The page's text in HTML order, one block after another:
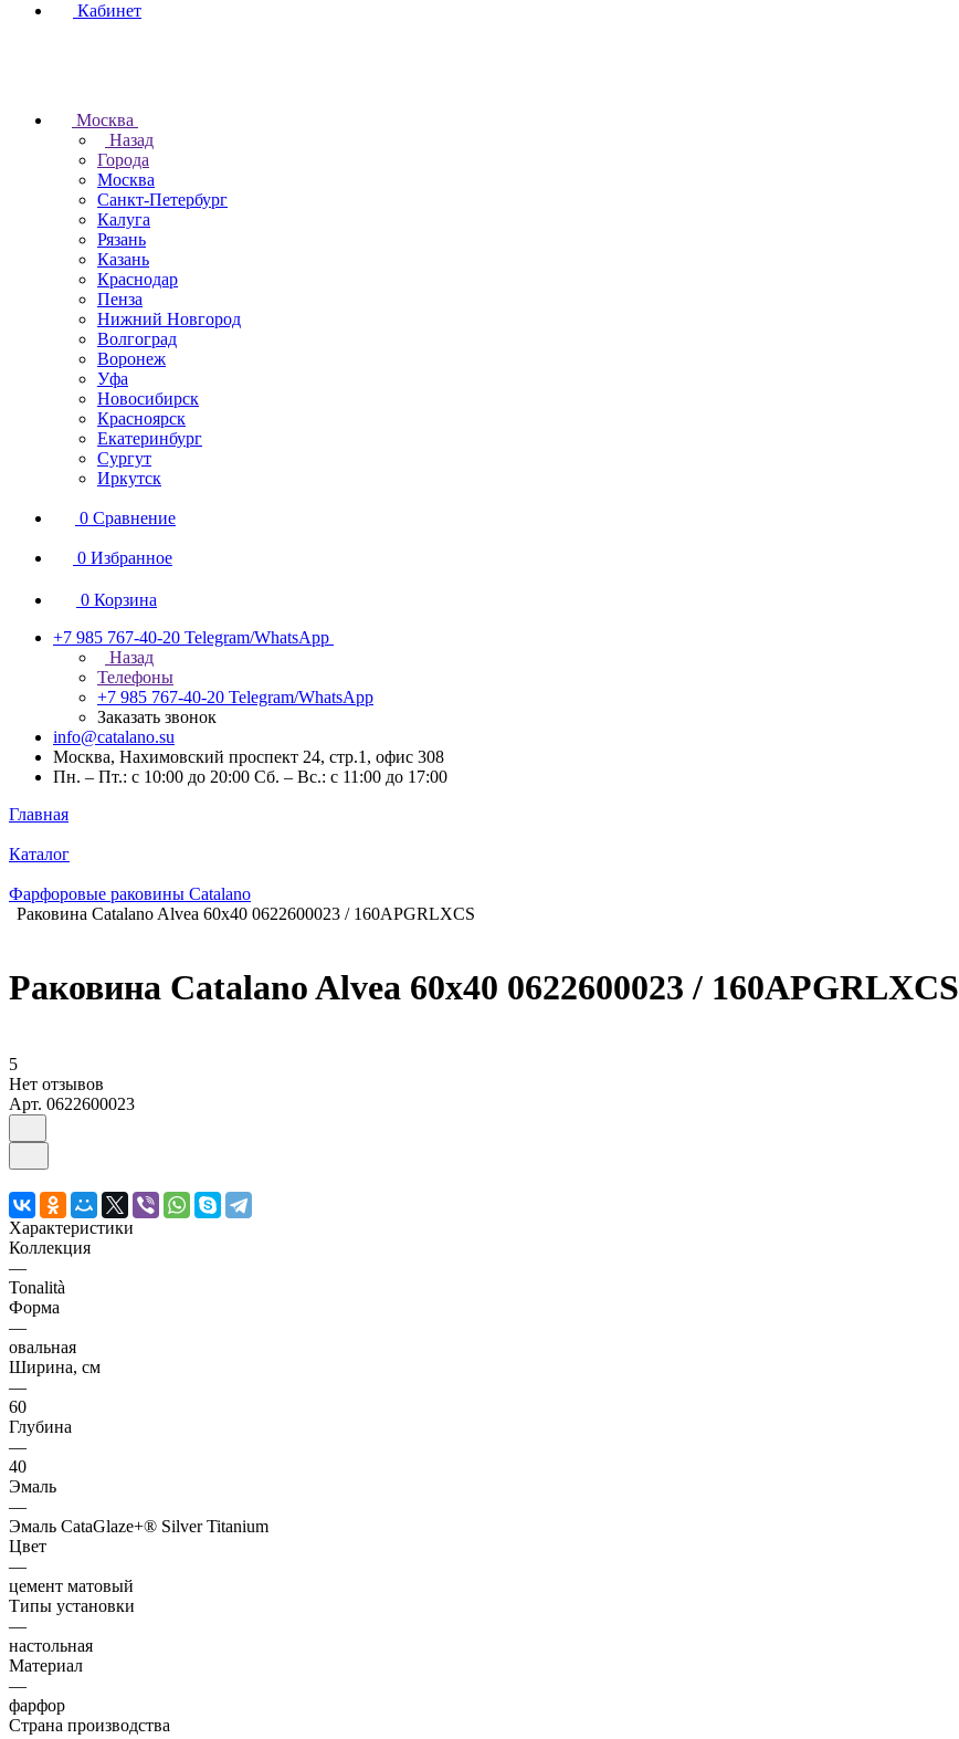
Кабинет
Москва
Назад
Города
Москва
Санкт-Петербург
Калуга
Рязань
Казань
Краснодар
Пенза
Нижний Новгород
Волгоград
Воронеж
Уфа
Новосибирск
Красноярск
Екатеринбург
Сургут
Иркутск
0 Сравнение
0 Избранное
0 Корзина
+7 985 767-40-20 Telegram/WhatsApp
Назад
Телефоны
+7 985 767-40-20 Telegram/WhatsApp
Заказать звонок
info@catalano.su
Москва, Нахимовский проспект 24, стр.1, офис 308
Пн. – Пт.: с 10:00 до 20:00 Сб. – Вс.: с 11:00 до 17:00
Главная
Каталог
Фарфоровые раковины Catalano
Раковина Catalano Alvea 60x40 0622600023 / 160APGRLXCS
Раковина Catalano Alvea 60x40 0622600023 / 160APGRLXCS
5
Нет отзывов
Арт. 0622600023
Характеристики
Коллекция
—
Tonalità
Форма
—
овальная
Ширина, см
—
60
Глубина
—
40
Эмаль
—
Эмаль CataGlaze+® Silver Titanium
Цвет
—
цемент матовый
Типы установки
—
настольная
Материал
—
фарфор
Страна производства